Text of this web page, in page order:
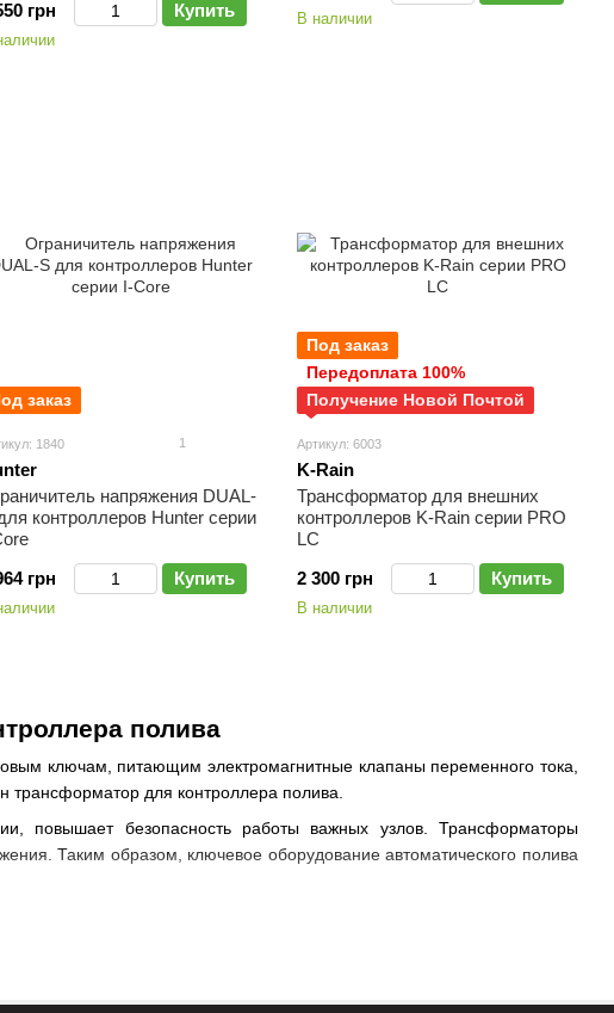
полива
ключам, питающим электромагнитные клапаны переменного тока,
для контроллера полива.
повышает безопасность работы важных узлов. Трансформаторы
Таким образом, ключевое оборудование автоматического полива
грн
Купить В наличии
заказ
1840 1
напряжения DUAL-
контроллеров Hunter серии
грн
Купить
Под заказ
Передоплата 100%
Получение Новой Почтой
Артикул: 6003
K-Rain
Трансформатор для внешних
контроллеров K-Rain серии PRO
LC
2 300 грн
Купить
В наличии